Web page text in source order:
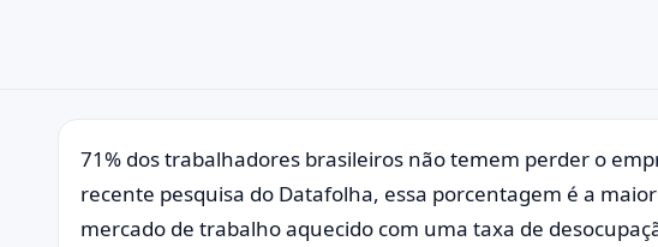
71% dos trabalhadores brasileiros não temem perder o
recente pesquisa do Datafolha, essa porcentagem é a
mercado de trabalho aquecido com uma taxa de